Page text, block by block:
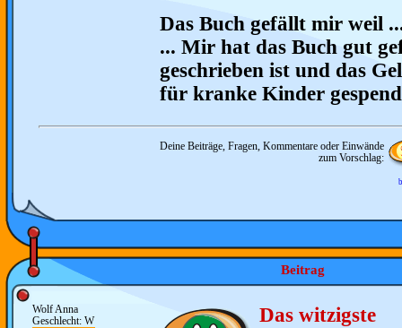
Das Buch gefällt mir weil
... Mir hat das Buch gut
geschrieben ist und das
für kranke Kinder
Deine Beiträge, Fragen, Kommentare oder Einwände
zum Vorschlag:
Beitrag
Wolf Anna
Geschlecht: W
Das witzigste